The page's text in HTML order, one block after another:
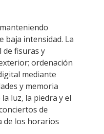
baja intensidad. La
de fisuras y
ordenación
mediante
y memoria
luz, la piedra y el
de
de los horarios